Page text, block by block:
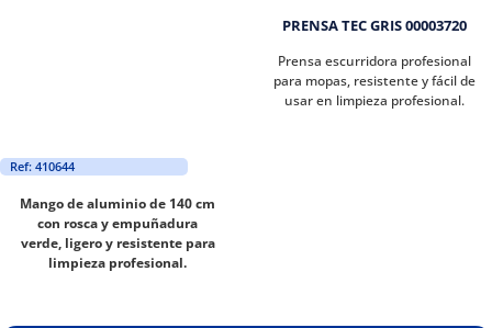
Ref: 410644
Mango de aluminio de 140 cm
con rosca y empuñadura
verde, ligero y resistente para
limpieza profesional.
PRENSA TEC GRIS 00003720
Prensa escurridora profesional
para mopas, resistente y fácil de
usar en limpieza profesional.